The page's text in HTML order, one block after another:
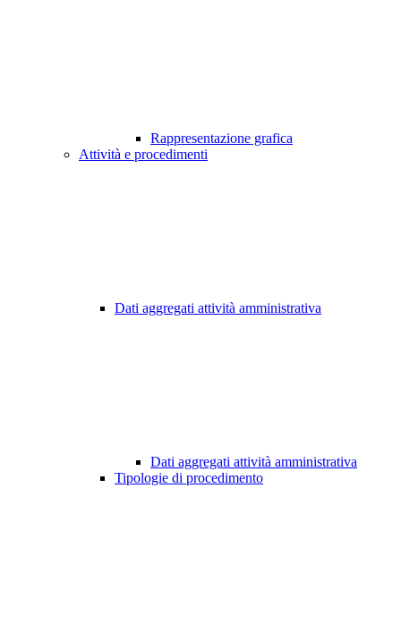
Rappresentazione grafica
Attività e procedimenti
Dati aggregati attività amministrativa
Dati aggregati attività amministrativa
Tipologie di procedimento